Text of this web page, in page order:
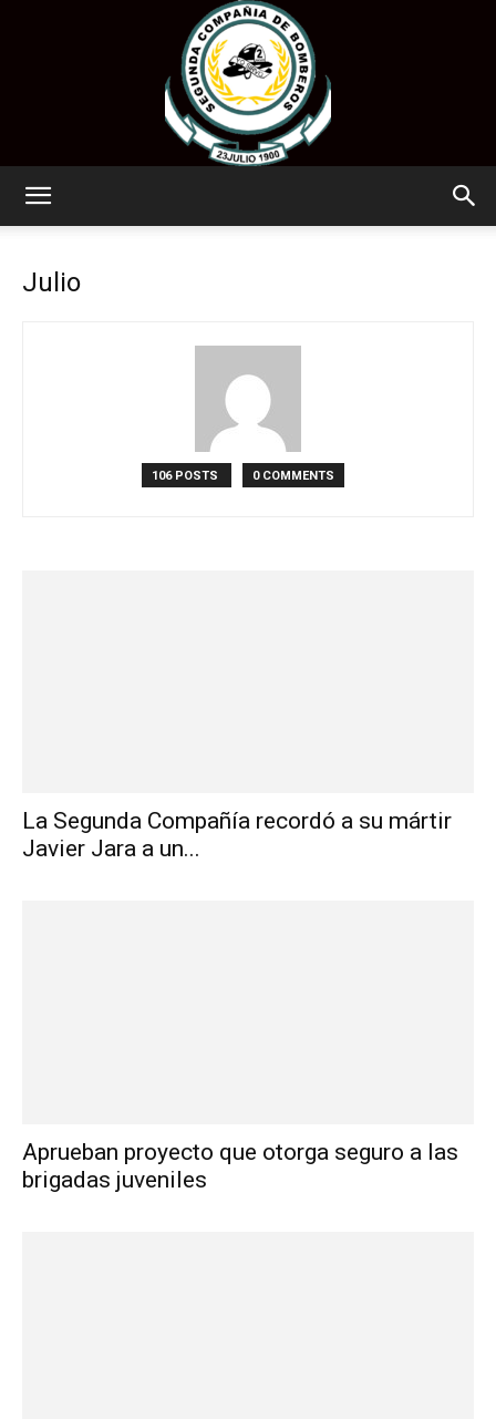
Julio
106 POSTS 0 COMMENTS
La Segunda Compañía recordó a su mártir
Javier Jara a un...
Aprueban proyecto que otorga seguro a las
brigadas juveniles